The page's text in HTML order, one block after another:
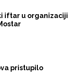
iftar u organizaciji
pristupilo